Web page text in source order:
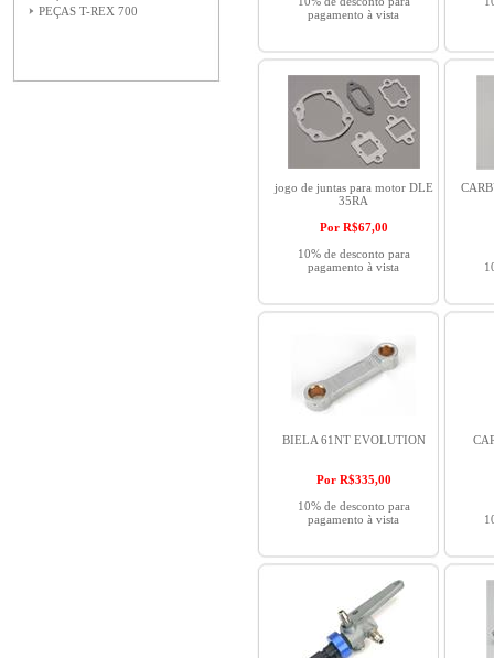
PEÇAS T-REX 700
pagamento à vista
jogo de juntas para motor DLE
35RA
Por R$67,00
10% de desconto para
pagamento à vista
BIELA 61NT EVOLUTION
Por R$335,00
10% de desconto para
pagamento à vista